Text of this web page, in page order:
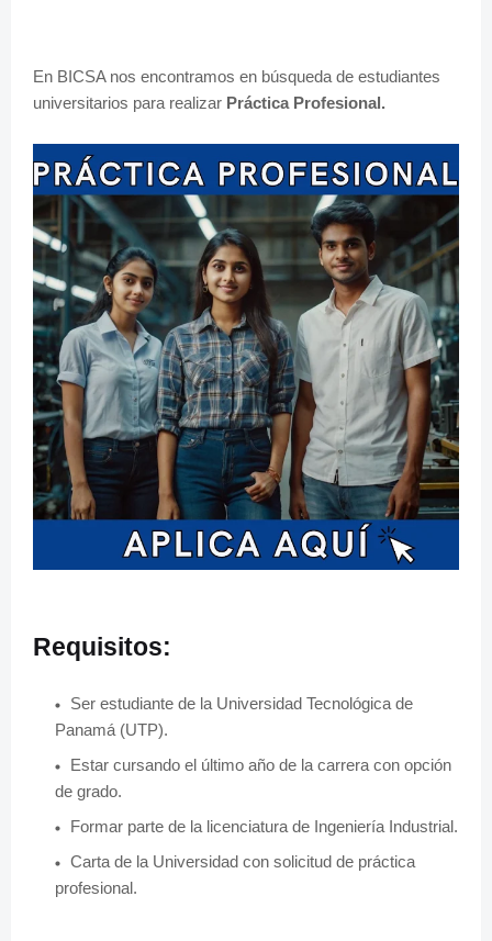
En BICSA nos encontramos en búsqueda de estudiantes
universitarios para realizar Práctica Profesional.
Requisitos:
Ser estudiante de la Universidad Tecnológica de
Panamá (UTP).
Estar cursando el último año de la carrera con opción
de grado.
Formar parte de la licenciatura de Ingeniería Industrial.
Carta de la Universidad con solicitud de práctica
profesional.